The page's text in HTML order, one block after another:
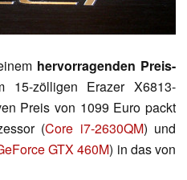
hervorragenden Preis-
15-zölligen Erazer X6813-
Preis von 1099 Euro packt
(Core i7-2630QM) und
GTX 460M) in das von